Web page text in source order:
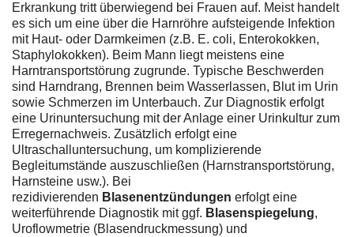
Erkrankung tritt überwiegend bei Frauen auf. Meist handelt
es sich um eine über die Harnröhre aufsteigende Infektion
mit Haut- oder Darmkeimen (z.B. E. coli, Enterokokken,
Staphylokokken). Beim Mann liegt meistens eine
Harntransportstörung zugrunde. Typische Beschwerden
sind Harndrang, Brennen beim Wasserlassen, Blut im Urin
sowie Schmerzen im Unterbauch. Zur Diagnostik erfolgt
eine Urinuntersuchung mit der Anlage einer Urinkultur zum
Erregernachweis. Zusätzlich erfolgt eine
Ultraschalluntersuchung, um komplizierende
Begleitumstände auszuschließen (Harnstransportstörung,
Harnsteine usw.). Bei
rezidivierenden Blasenentzündungen erfolgt eine
weiterführende Diagnostik mit ggf. Blasenspiegelung,
Uroflowmetrie (Blasendruckmessung) und